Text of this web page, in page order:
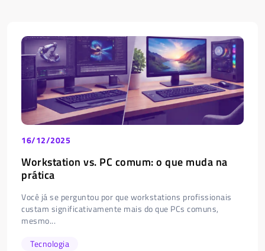
16/12/2025
Workstation vs. PC comum: o que muda na
prática
Você já se perguntou por que workstations profissionais
custam significativamente mais do que PCs comuns,
mesmo...
Tecnologia